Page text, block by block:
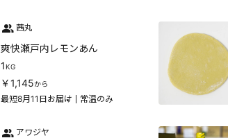
茜丸
爽快瀬戸内レモンあん
1KG
￥1,145から
最短8月11日お届け 常温のみ
アワジヤ